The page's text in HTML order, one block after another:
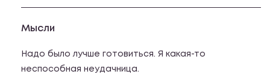
Мысли
Надо было лучше готовиться. Я какая-то
неспособная неудачница.